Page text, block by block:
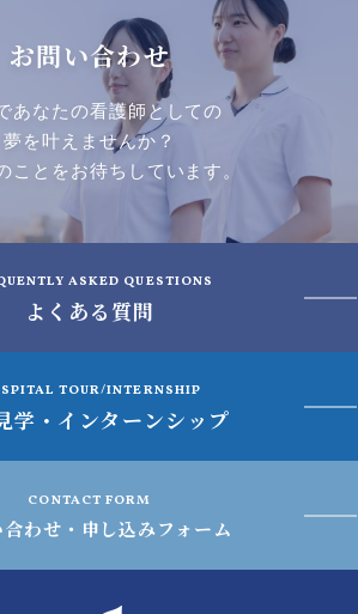
お問い合わせ
あなたの看護師としての
夢を叶えませんか？
ことをお待ちしています。
ASKED QUESTIONS
よくある質問
TOUR/INTERNSHIP
学・インターンシップ
CONTACT FORM
わせ・申し込みフォーム